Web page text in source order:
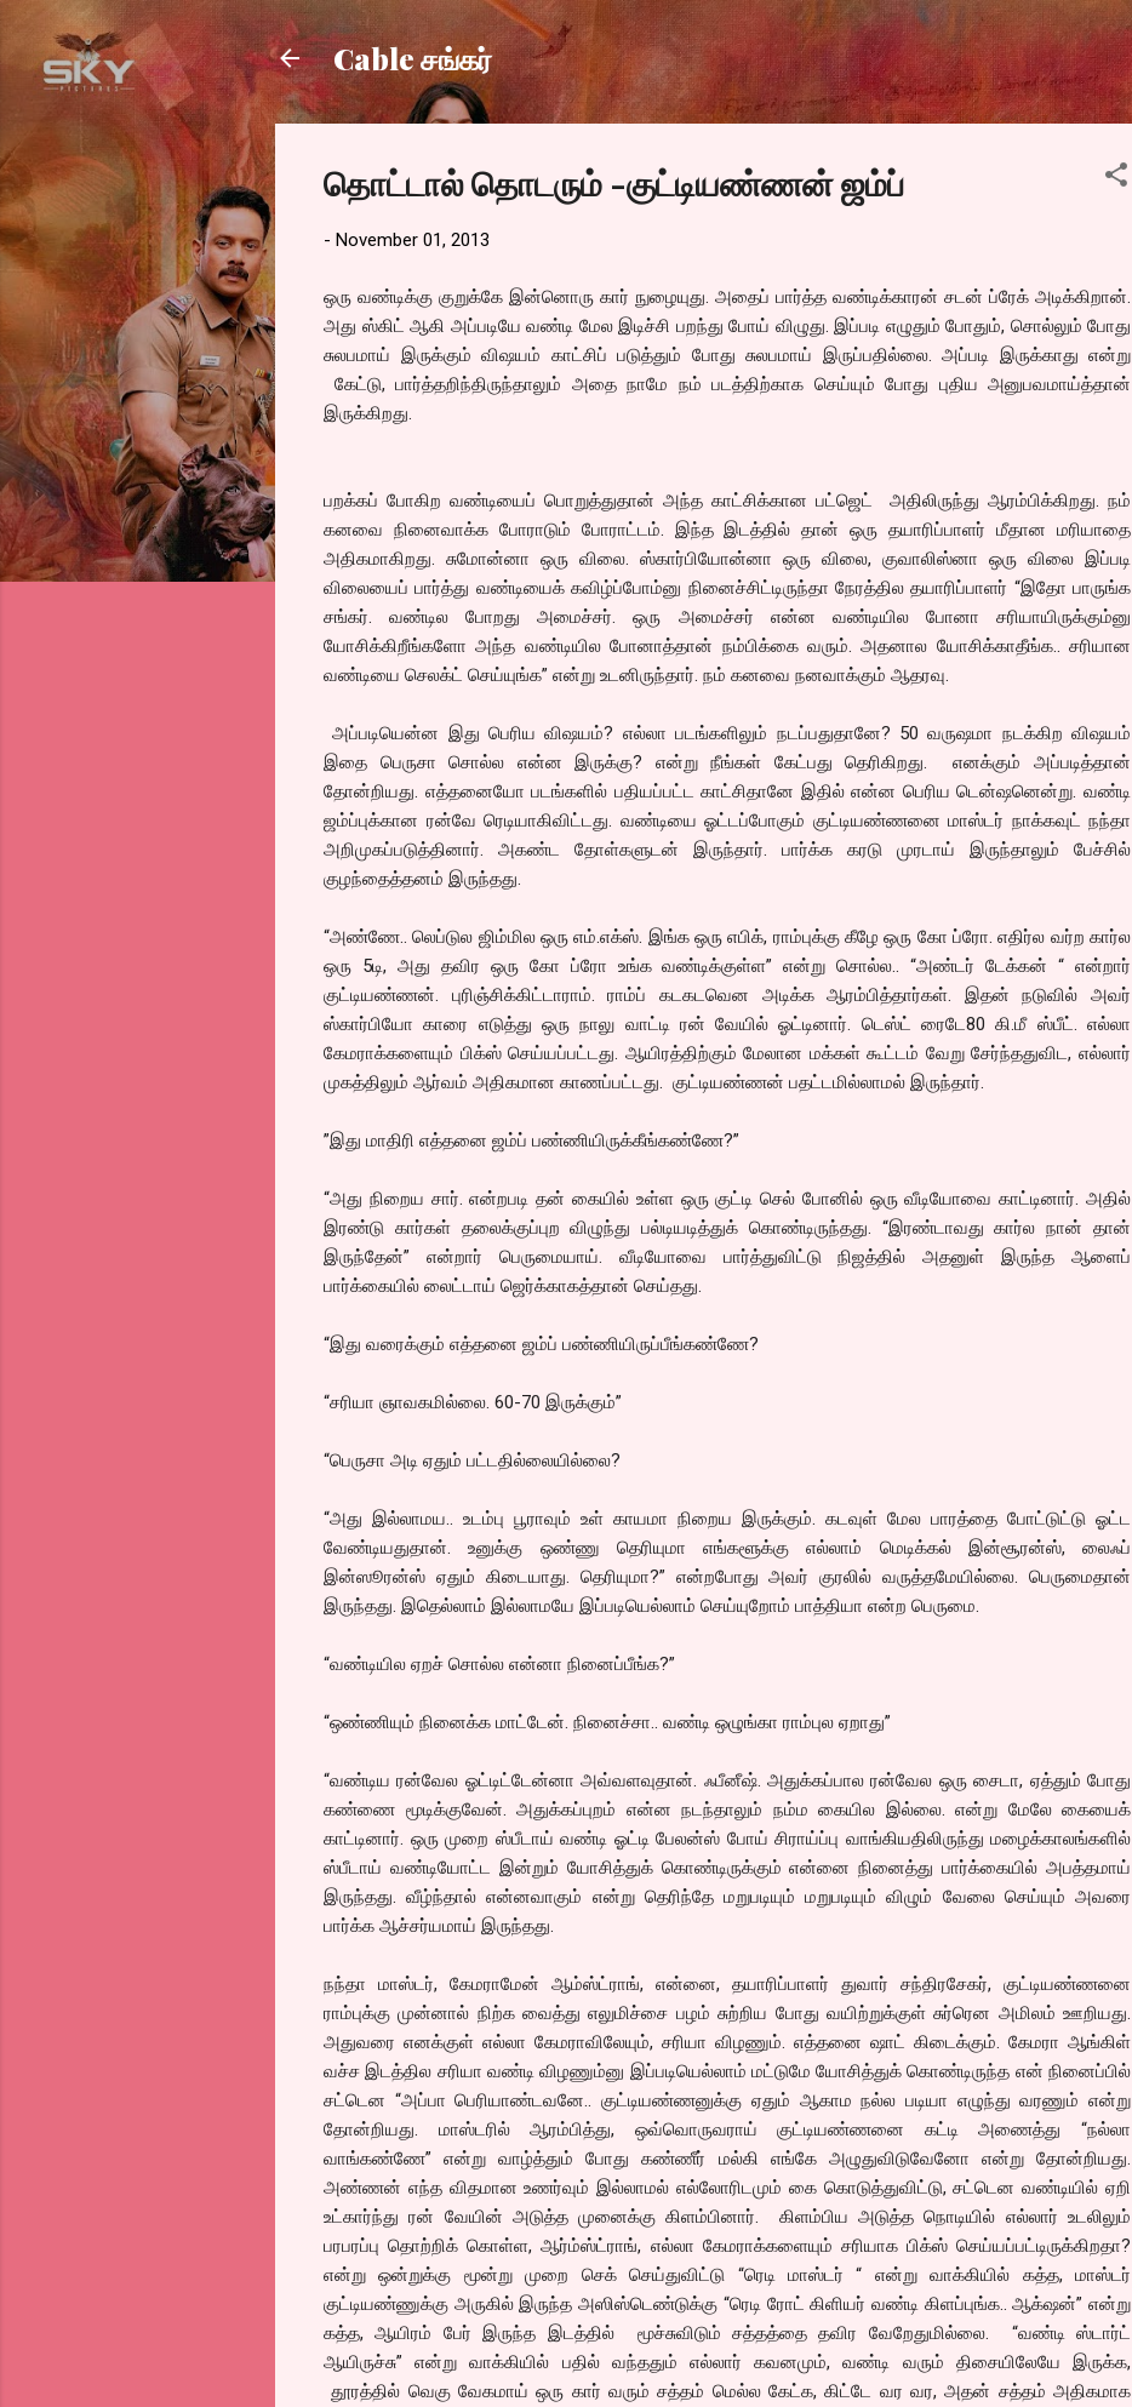
Skip to main content
Cable சங்கர்
தொட்டால் தொடரும் -குட்டியண்ணன் ஜம்ப்
- November 01, 2013
ஒரு வண்டிக்கு குறுக்கே இன்னொரு கார் நுழையுது. அதைப் பார்த்த வண்டிக்காரன் சடன் ப்ரேக் அடிக்கிறான்.
அது ஸ்கிட் ஆகி அப்படியே வண்டி மேல இடிச்சி பறந்து போய் விழுது. இப்படி எழுதும் போதும், சொல்லும் போது
சுலபமாய் இருக்கும் விஷயம் காட்சிப் படுத்தும் போது சுலபமாய் இருப்பதில்லை. அப்படி இருக்காது என்று
கேட்டு, பார்த்தறிந்திருந்தாலும் அதை நாமே நம் படத்திற்காக செய்யும் போது புதிய அனுபவமாய்த்தான்
இருக்கிறது.
பறக்கப் போகிற வண்டியைப் பொறுத்துதான் அந்த காட்சிக்கான பட்ஜெட் அதிலிருந்து ஆரம்பிக்கிறது. நம்
கனவை நினைவாக்க போராடும் போராட்டம். இந்த இடத்தில் தான் ஒரு தயாரிப்பாளர் மீதான மரியாதை
அதிகமாகிறது. சுமோன்னா ஒரு விலை. ஸ்கார்பியோன்னா ஒரு விலை, குவாலிஸ்னா ஒரு விலை இப்படி
விலையைப் பார்த்து வண்டியைக் கவிழ்ப்போம்னு நினைச்சிட்டிருந்தா நேரத்தில தயாரிப்பாளர் “இதோ பாருங்க
சங்கர். வண்டில போறது அமைச்சர். ஒரு அமைச்சர் என்ன வண்டியில போனா சரியாயிருக்கும்னு
யோசிக்கிறீங்களோ அந்த வண்டியில போனாத்தான் நம்பிக்கை வரும். அதனால யோசிக்காதீங்க.. சரியான
வண்டியை செலக்ட் செய்யுங்க” என்று உடனிருந்தார். நம் கனவை நனவாக்கும் ஆதரவு.
அப்படியென்ன இது பெரிய விஷயம்? எல்லா படங்களிலும் நடப்பதுதானே? 50 வருஷமா நடக்கிற விஷயம்
இதை பெருசா சொல்ல என்ன இருக்கு? என்று நீங்கள் கேட்பது தெரிகிறது. எனக்கும் அப்படித்தான்
தோன்றியது. எத்தனையோ படங்களில் பதியப்பட்ட காட்சிதானே இதில் என்ன பெரிய டென்ஷனென்று. வண்டி
ஜம்ப்புக்கான ரன்வே ரெடியாகிவிட்டது. வண்டியை ஓட்டப்போகும் குட்டியண்ணனை மாஸ்டர் நாக்கவுட் நந்தா
அறிமுகப்படுத்தினார். அகண்ட தோள்களுடன் இருந்தார். பார்க்க கரடு முரடாய் இருந்தாலும் பேச்சில்
குழந்தைத்தனம் இருந்தது.
“அண்ணே.. லெப்டுல ஜிம்மில ஒரு எம்.எக்ஸ். இங்க ஒரு எபிக், ராம்புக்கு கீழே ஒரு கோ ப்ரோ. எதிர்ல வர்ற கார்ல
ஒரு 5டி, அது தவிர ஒரு கோ ப்ரோ உங்க வண்டிக்குள்ள” என்று சொல்ல.. “அண்டர் டேக்கன் “ என்றார்
குட்டியண்ணன். புரிஞ்சிக்கிட்டாராம். ராம்ப் கடகடவென அடிக்க ஆரம்பித்தார்கள். இதன் நடுவில் அவர்
ஸ்கார்பியோ காரை எடுத்து ஒரு நாலு வாட்டி ரன் வேயில் ஓட்டினார். டெஸ்ட் ரைடே80 கி.மீ ஸ்பீட். எல்லா
கேமராக்களையும் பிக்ஸ் செய்யப்பட்டது. ஆயிரத்திற்கும் மேலான மக்கள் கூட்டம் வேறு சேர்ந்ததுவிட, எல்லார்
முகத்திலும் ஆர்வம் அதிகமான காணப்பட்டது. குட்டியண்ணன் பதட்டமில்லாமல் இருந்தார்.
”இது மாதிரி எத்தனை ஜம்ப் பண்ணியிருக்கீங்கண்ணே?”
“அது நிறைய சார். என்றபடி தன் கையில் உள்ள ஒரு குட்டி செல் போனில் ஒரு வீடியோவை காட்டினார். அதில்
இரண்டு கார்கள் தலைக்குப்புற விழுந்து பல்டியடித்துக் கொண்டிருந்தது. “இரண்டாவது கார்ல நான் தான்
இருந்தேன்” என்றார் பெருமையாய். வீடியோவை பார்த்துவிட்டு நிஜத்தில் அதனுள் இருந்த ஆளைப்
பார்க்கையில் லைட்டாய் ஜெர்க்காகத்தான் செய்தது.
“இது வரைக்கும் எத்தனை ஜம்ப் பண்ணியிருப்பீங்கண்ணே?
“சரியா ஞாவகமில்லை. 60-70 இருக்கும்”
“பெருசா அடி ஏதும் பட்டதில்லையில்லை?
“அது இல்லாமய.. உடம்பு பூராவும் உள் காயமா நிறைய இருக்கும். கடவுள் மேல பாரத்தை போட்டுட்டு ஓட்ட
வேண்டியதுதான். உனுக்கு ஒண்ணு தெரியுமா எங்களூக்கு எல்லாம் மெடிக்கல் இன்சூரன்ஸ், லைஃப்
இன்ஸூரன்ஸ் ஏதும் கிடையாது. தெரியுமா?” என்றபோது அவர் குரலில் வருத்தமேயில்லை. பெருமைதான்
இருந்தது. இதெல்லாம் இல்லாமயே இப்படியெல்லாம் செய்யுறோம் பாத்தியா என்ற பெருமை.
“வண்டியில ஏறச் சொல்ல என்னா நினைப்பீங்க?”
“ஒண்ணியும் நினைக்க மாட்டேன். நினைச்சா.. வண்டி ஒழுங்கா ராம்புல ஏறாது”
“வண்டிய ரன்வேல ஓட்டிட்டேன்னா அவ்வளவுதான். ஃபீனீஷ். அதுக்கப்பால ரன்வேல ஒரு சைடா, ஏத்தும் போது
கண்ணை மூடிக்குவேன். அதுக்கப்புறம் என்ன நடந்தாலும் நம்ம கையில இல்லை. என்று மேலே கையைக்
காட்டினார். ஒரு முறை ஸ்பீடாய் வண்டி ஓட்டி பேலன்ஸ் போய் சிராய்ப்பு வாங்கியதிலிருந்து மழைக்காலங்களில்
ஸ்பீடாய் வண்டியோட்ட இன்றும் யோசித்துக் கொண்டிருக்கும் என்னை நினைத்து பார்க்கையில் அபத்தமாய்
இருந்தது. வீழ்ந்தால் என்னவாகும் என்று தெரிந்தே மறுபடியும் மறுபடியும் விழும் வேலை செய்யும் அவரை
பார்க்க ஆச்சர்யமாய் இருந்தது.
நந்தா மாஸ்டர், கேமராமேன் ஆம்ஸ்ட்ராங், என்னை, தயாரிப்பாளர் துவார் சந்திரசேகர், குட்டியண்ணனை
ராம்புக்கு முன்னால் நிற்க வைத்து எலுமிச்சை பழம் சுற்றிய போது வயிற்றுக்குள் சுர்ரென அமிலம் ஊறியது.
அதுவரை எனக்குள் எல்லா கேமராவிலேயும், சரியா விழணும். எத்தனை ஷாட் கிடைக்கும். கேமரா ஆங்கிள்
வச்ச இடத்தில சரியா வண்டி விழணும்னு இப்படியெல்லாம் மட்டுமே யோசித்துக் கொண்டிருந்த என் நினைப்பில்
சட்டென “அப்பா பெரியாண்டவனே.. குட்டியண்ணனுக்கு ஏதும் ஆகாம நல்ல படியா எழுந்து வரணும் என்று
தோன்றியது. மாஸ்டரில் ஆரம்பித்து, ஒவ்வொருவராய் குட்டியண்ணனை கட்டி அணைத்து “நல்லா
வாங்கண்ணே” என்று வாழ்த்தும் போது கண்ணீர் மல்கி எங்கே அழுதுவிடுவேனோ என்று தோன்றியது.
அண்ணன் எந்த விதமான உணர்வும் இல்லாமல் எல்லோரிடமும் கை கொடுத்துவிட்டு, சட்டென வண்டியில் ஏறி
உட்கார்ந்து ரன் வேயின் அடுத்த முனைக்கு கிளம்பினார். கிளம்பிய அடுத்த நொடியில் எல்லார் உடலிலும்
பரபரப்பு தொற்றிக் கொள்ள, ஆர்ம்ஸ்ட்ராங், எல்லா கேமராக்களையும் சரியாக பிக்ஸ் செய்யப்பட்டிருக்கிறதா?
என்று ஒன்றுக்கு மூன்று முறை செக் செய்துவிட்டு “ரெடி மாஸ்டர் “ என்று வாக்கியில் கத்த, மாஸ்டர்
குட்டியண்ணுக்கு அருகில் இருந்த அஸிஸ்டெண்டுக்கு “ரெடி ரோட் கிளியர் வண்டி கிளப்புங்க.. ஆக்‌ஷன்” என்று
கத்த, ஆயிரம் பேர் இருந்த இடத்தில் மூச்சுவிடும் சத்தத்தை தவிர வேறேதுமில்லை. “வண்டி ஸ்டார்ட்
ஆயிருச்சு” என்று வாக்கியில் பதில் வந்ததும் எல்லார் கவனமும், வண்டி வரும் திசையிலேயே இருக்க,
தூரத்தில் வெகு வேகமாய் ஒரு கார் வரும் சத்தம் மெல்ல கேட்க, கிட்டே வர வர, அதன் சத்தம் அதிகமாக